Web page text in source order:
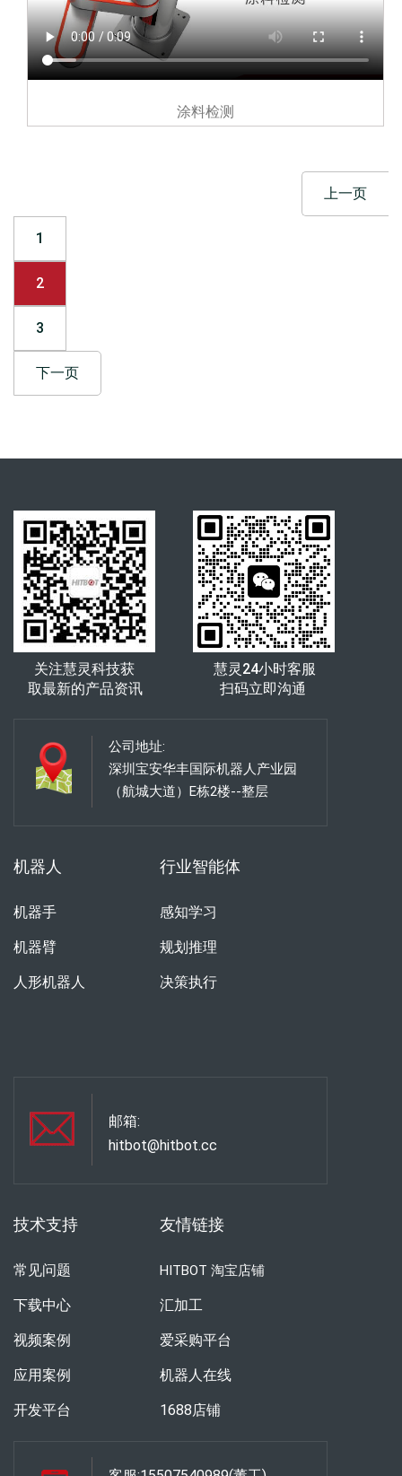
涂料检测
上一页
1
2
3
下一页
关注慧灵科技获
取最新的产品资讯
慧灵24小时客服
扫码立即沟通
公司地址:
深圳宝安华丰国际机器人产业园
（航城大道）E栋2楼--整层
机器人
机器手
机器臂
人形机器人
行业智能体
感知学习
规划推理
决策执行
邮箱:
hitbot@hitbot.cc
技术支持
常见问题
下载中心
视频案例
应用案例
开发平台
友情链接
HITBOT 淘宝店铺
汇加工
爱采购平台
机器人在线
1688店铺